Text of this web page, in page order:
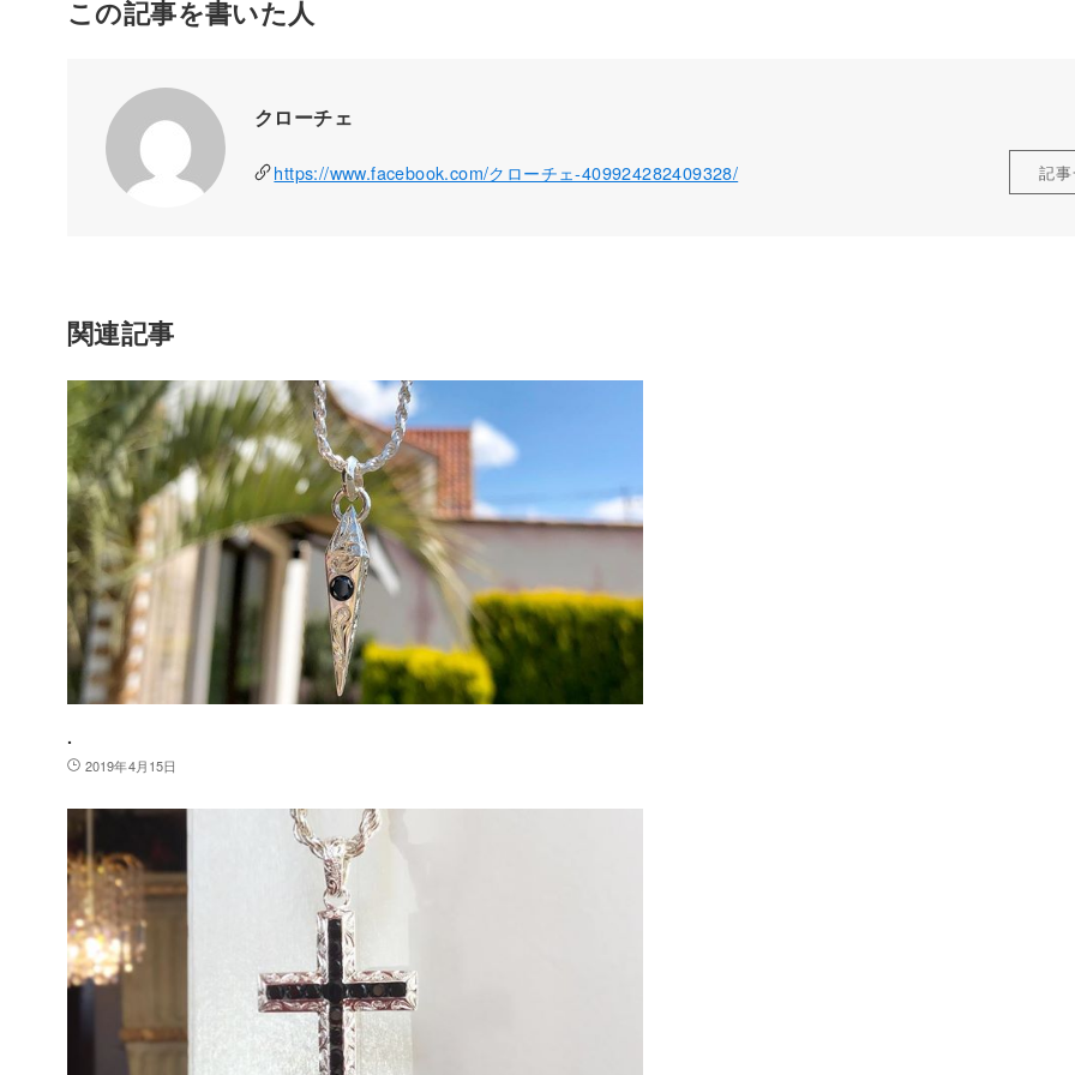
この記事を書いた人
クローチェ
https://www.facebook.com/クローチェ-409924282409328/ 記
関連記事
.
2019年4月15日